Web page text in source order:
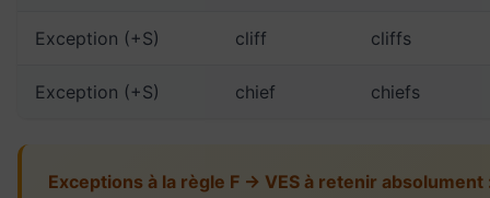
Exception (+S) cliff cliffs
Exception (+S) chief chiefs
Exceptions à la règle F → VES à retenir absolument